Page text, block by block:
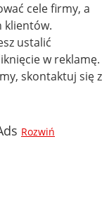
cele firmy, a
klientów.
ustalić
w reklamę.
skontaktuj się z
Rozwiń